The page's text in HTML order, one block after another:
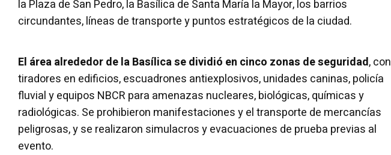
la Plaza de San Pedro, la Basílica de Santa María la Mayor, los barrios
circundantes, líneas de transporte y puntos estratégicos de la ciudad.
El área alrededor de la Basílica se dividió en cinco zonas de seguridad, con
tiradores en edificios, escuadrones antiexplosivos, unidades caninas, policía
fluvial y equipos NBCR para amenazas nucleares, biológicas, químicas y
radiológicas. Se prohibieron manifestaciones y el transporte de mercancías
peligrosas, y se realizaron simulacros y evacuaciones de prueba previas al
evento.